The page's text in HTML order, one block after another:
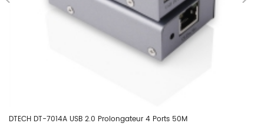
DTECH DT-7014A USB 2.0 Prolongateur 4 Ports 50M